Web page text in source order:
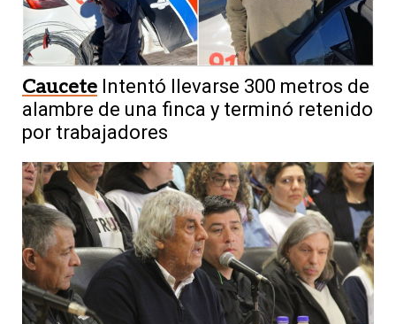
Caucete Intentó llevarse 300 metros de
alambre de una finca y terminó retenido
por trabajadores